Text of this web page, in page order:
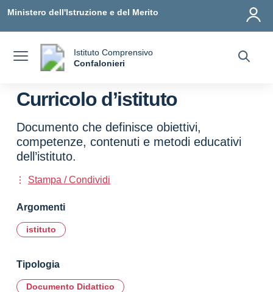
Ministero dell'Istruzione e del Merito
Istituto Comprensivo
Confalonieri
Curricolo d’istituto
Documento che definisce obiettivi,
competenze, contenuti e metodi educativi
dell’istituto.
Stampa / Condividi
Argomenti
istituto
Tipologia
Documento Didattico